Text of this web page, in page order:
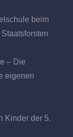
beim
– Die
eigenen
Kinder der 5.